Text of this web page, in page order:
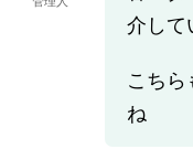
介して
こちら
ね